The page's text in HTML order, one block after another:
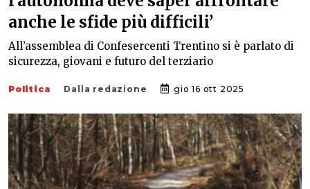
anche le sfide più difficili’
All’assemblea di Confesercenti Trentino si è parlato di
sicurezza, giovani e futuro del terziario
Politica Dalla redazione gio 16 ott 2025